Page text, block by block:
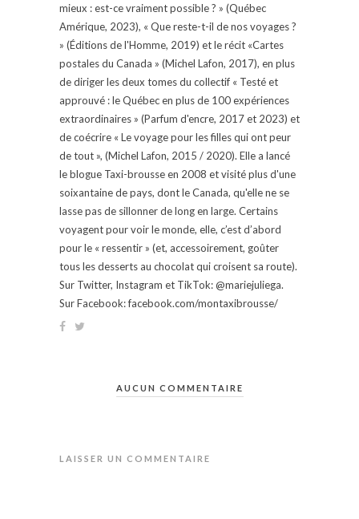
mieux : est-ce vraiment possible ? » (Québec
Amérique, 2023), « Que reste-t-il de nos voyages ?
» (Éditions de l'Homme, 2019) et le récit «Cartes
postales du Canada » (Michel Lafon, 2017), en plus
de diriger les deux tomes du collectif « Testé et
approuvé : le Québec en plus de 100 expériences
extraordinaires » (Parfum d'encre, 2017 et 2023) et
de coécrire « Le voyage pour les filles qui ont peur
de tout », (Michel Lafon, 2015 / 2020). Elle a lancé
le blogue Taxi-brousse en 2008 et visité plus d'une
soixantaine de pays, dont le Canada, qu'elle ne se
lasse pas de sillonner de long en large. Certains
voyagent pour voir le monde, elle, c’est d’abord
pour le « ressentir » (et, accessoirement, goûter
tous les desserts au chocolat qui croisent sa route).
Sur Twitter, Instagram et TikTok: @mariejuliega.
Sur Facebook: facebook.com/montaxibrousse/
AUCUN COMMENTAIRE
LAISSER UN COMMENTAIRE